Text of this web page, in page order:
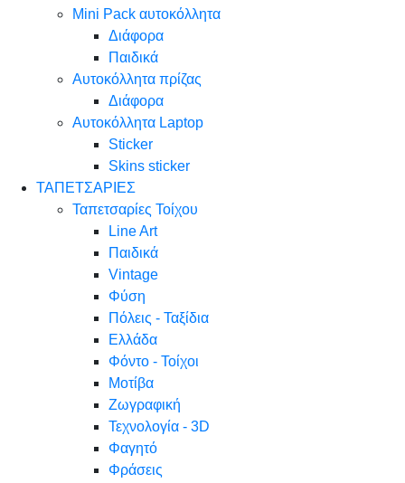
Mini Pack αυτοκόλλητα
Διάφορα
Παιδικά
Αυτοκόλλητα πρίζας
Διάφορα
Αυτοκόλλητα Laptop
Sticker
Skins sticker
ΤΑΠΕΤΣΑΡΙΕΣ
Ταπετσαρίες Τοίχου
Line Art
Παιδικά
Vintage
Φύση
Πόλεις - Ταξίδια
Ελλάδα
Φόντο - Τοίχοι
Μοτίβα
Ζωγραφική
Τεχνολογία - 3D
Φαγητό
Φράσεις